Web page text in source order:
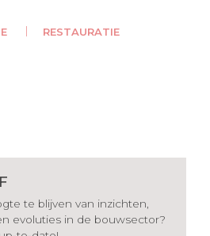
RESTAURATIE
te blijven van inzichten,
evoluties in de bouwsector?